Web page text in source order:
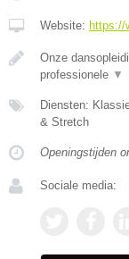
Website: https://
Onze
professionele ▼
Diensten:
& Stretch
Openingstijden
Sociale media: